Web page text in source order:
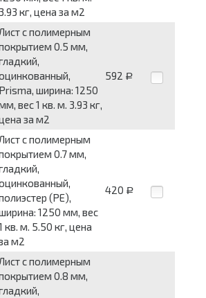
3.93 кг, цена за м2
с полимерным
0.5 мм,
Prisma, ширина: 1250
вес 1 кв. м. 3.93 кг,
за м2
592 Р
с полимерным
0.7 мм,
(PE),
1250 мм, вес
кв. м. 5.50 кг, цена
м2
420 Р
с полимерным
0.8 мм,